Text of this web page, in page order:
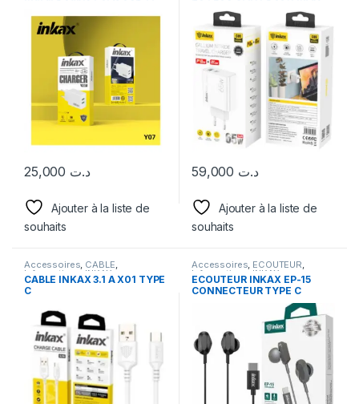
Mobile
د.ت
Ajouter à la liste de
souhaits
(USB + TYPE-C)
د.ت
Ajouter à la liste de
souhaits
Accessoires, CABLE,
Informatique,INKAX
CABLE INKAX 3.1 A X01 TYPE
C
Accessoires, ECOUTEUR,
Informatique ,INKAX
ECOUTEUR INKAX EP-15
CONNECTEUR TYPE C